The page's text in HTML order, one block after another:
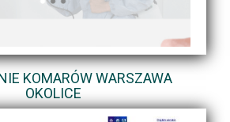
KOMARÓW WARSZAWA
OKOLICE